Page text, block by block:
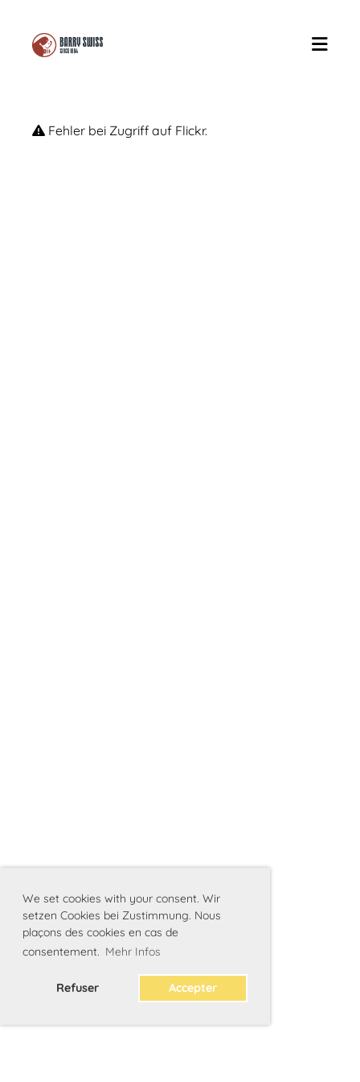
We set cookies with your consent. Wir
setzen Cookies bei Zustimmung. Nous
plaçons des cookies en cas de
consentement. Mehr Infos
Refuser Accepter
Fehler bei Zugriff auf Flickr.